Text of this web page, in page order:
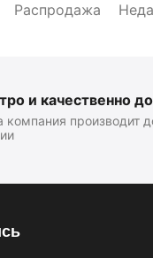
Распродажа
и качественно
компания производит